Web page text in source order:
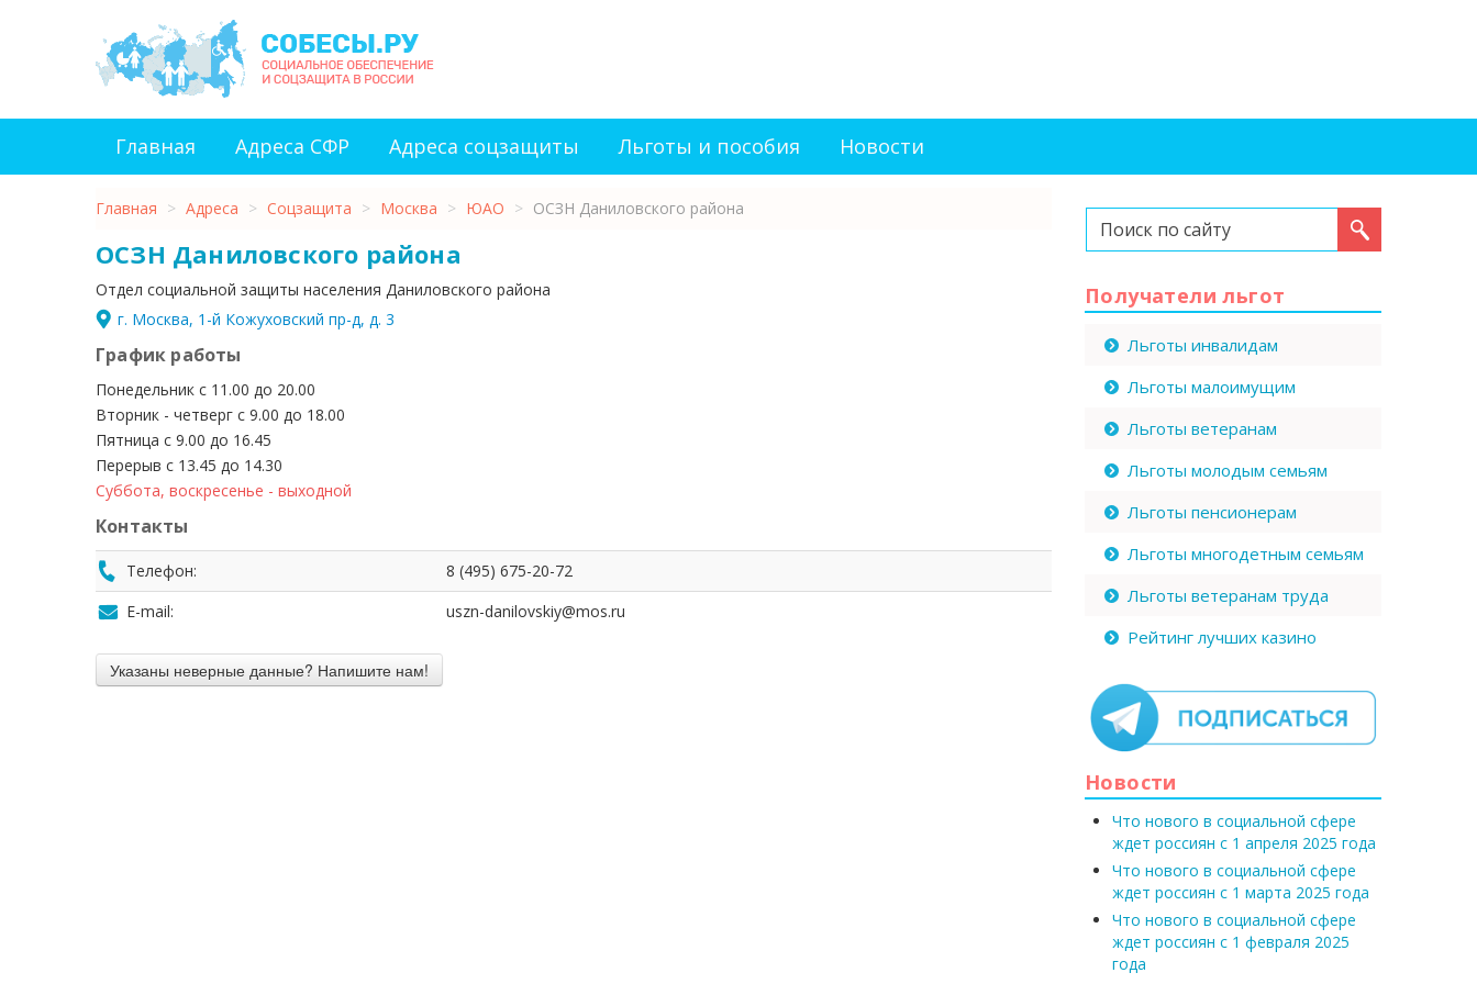
Главная Адреса СФР Адреса соцзащиты Льготы и пособия Новости
Главная > Адреса > Соцзащита > Москва > ЮАО > ОСЗН Даниловского района
ОСЗН Даниловского района
Отдел социальной защиты населения Даниловского района
г. Москва, 1-й Кожуховский пр-д, д. 3
График работы
Понедельник с 11.00 до 20.00
Вторник - четверг с 9.00 до 18.00
Пятница с 9.00 до 16.45
Перерыв с 13.45 до 14.30
Суббота, воскресенье - выходной
Контакты
Телефон:
8 (495) 675-20-72
E-mail:
uszn-danilovskiy@mos.ru
Искать...
Получатели льгот
Льготы инвалидам
Льготы малоимущим
Льготы ветеранам
Льготы молодым семьям
Льготы пенсионерам
Льготы многодетным семьям
Льготы ветеранам труда
Рейтинг лучших казино
Новости
Что нового в социальной сфере
ждет россиян с 1 апреля 2025 года
Что нового в социальной сфере
ждет россиян с 1 марта 2025 года
Что нового в социальной сфере
ждет россиян с 1 февраля 2025
года